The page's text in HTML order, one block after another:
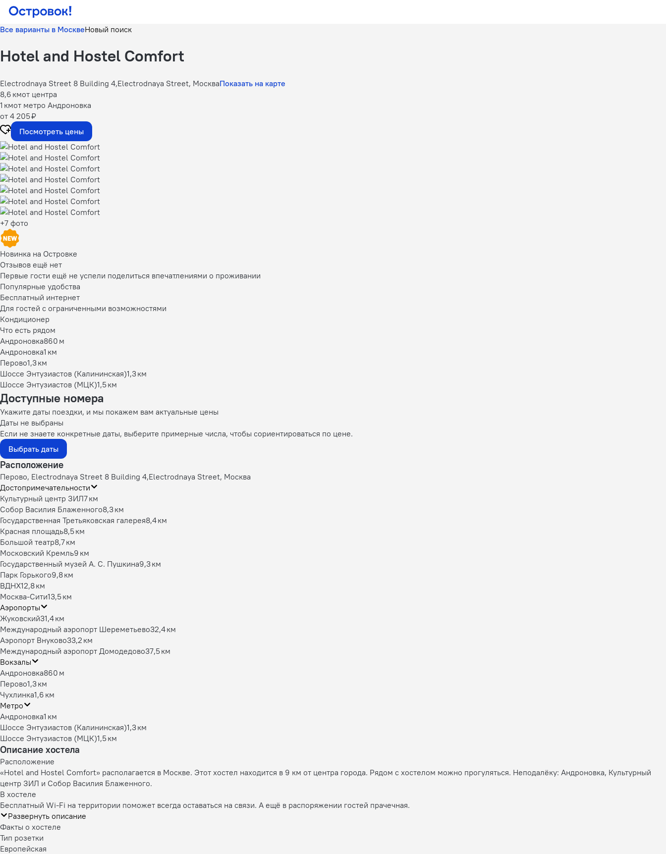
Все варианты в МосквеНовый поиск
Hotel and Hostel Comfort
Electrodnaya Street 8 Building 4,Electrodnaya Street, МоскваПоказать на карте
8,6 кмот центра
1 кмот метро Андроновка
от 4 205 ₽
Посмотреть цены
+7 фото
Новинка на Островке
Отзывов ещё нет
Первые гости ещё не успели поделиться впечатлениями о проживании
Популярные удобства
Бесплатный интернет
Для гостей с ограниченными возможностями
Кондиционер
Что есть рядом
Андроновка860 м
Андроновка1 км
Перово1,3 км
Шоссе Энтузиастов (Калининская)1,3 км
Шоссе Энтузиастов (МЦК)1,5 км
Доступные номера
Укажите даты поездки, и мы покажем вам актуальные цены
Даты не выбраны
Если не знаете конкретные даты, выберите примерные числа, чтобы сориентироваться по цене.
Выбрать даты
Расположение
Перово, Electrodnaya Street 8 Building 4,Electrodnaya Street, Москва
Достопримечательности
Культурный центр ЗИЛ7 км
Собор Василия Блаженного8,3 км
Государственная Третьяковская галерея8,4 км
Красная площадь8,5 км
Большой театр8,7 км
Московский Кремль9 км
Государственный музей А. С. Пушкина9,3 км
Парк Горького9,8 км
ВДНХ12,8 км
Москва-Сити13,5 км
Аэропорты
Жуковский31,4 км
Международный аэропорт Шереметьево32,4 км
Аэропорт Внуково33,2 км
Международный аэропорт Домодедово37,5 км
Вокзалы
Андроновка860 м
Перово1,3 км
Чухлинка1,6 км
Метро
Андроновка1 км
Шоссе Энтузиастов (Калининская)1,3 км
Шоссе Энтузиастов (МЦК)1,5 км
Описание хостела
Расположение
«Hotel and Hostel Comfort» располагается в Москве. Этот хостел находится в 9 км от центра города. Рядом с хостелом можно прогуляться. Неподалёку: Андроновка, Культурный
центр ЗИЛ и Собор Василия Блаженного.
В хостеле
Бесплатный Wi-Fi на территории поможет всегда оставаться на связи. А ещё в распоряжении гостей прачечная.
Развернуть описание
Факты о хостеле
Тип розетки
Европейская